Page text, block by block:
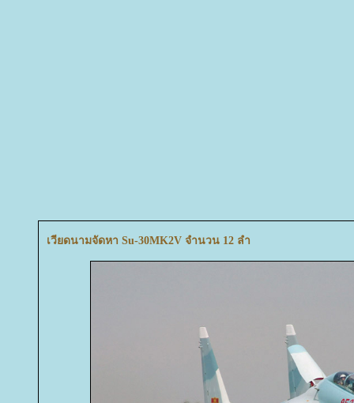
เวียดนามจัดหา Su-30MK2V จำนวน 12 ลำ